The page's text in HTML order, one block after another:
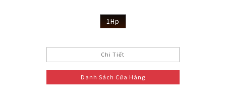
1Hp
Chi Tiết
Danh Sách Cửa Hàng